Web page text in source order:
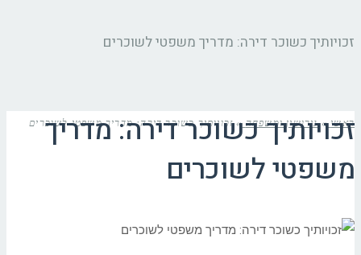
זכויותיך כשוכר דירה: מדריך משפטי לשוכרים
ראשי » גירושין ומשפחה » זכויותיך כשוכר דירה: מדריך משפטי לשוכרים
זכויותיך כשוכר דירה: מדריך
משפטי לשוכרים